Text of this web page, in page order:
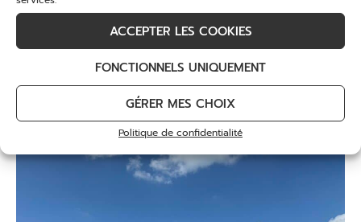
ACCEPTER LES COOKIES
FONCTIONNELS UNIQUEMENT
GÉRER MES CHOIX
Politique de confidentialité